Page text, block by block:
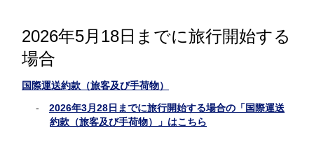
2026年5月18日までに旅行開始する
場合
国際運送約款（旅客及び手荷物）
2026年3月28日までに旅行開始する場合の「国際運送
約款（旅客及び手荷物）」はこちら